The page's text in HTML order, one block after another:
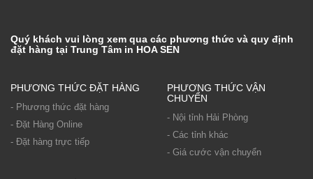
Quý khách vui lòng xem qua các phương thức và quy định
đặt hàng tại Trung Tâm in HOA SEN
PHƯƠNG THỨC ĐẶT HÀNG
- Phương thức đặt hàng
- Đặt Hàng Online
- Đặt hàng trực tiếp
PHƯƠNG THỨC VẬN
CHUYỂN
- Nội tỉnh Hải Phòng
- Các tỉnh khác
- Giá cước vận chuyển